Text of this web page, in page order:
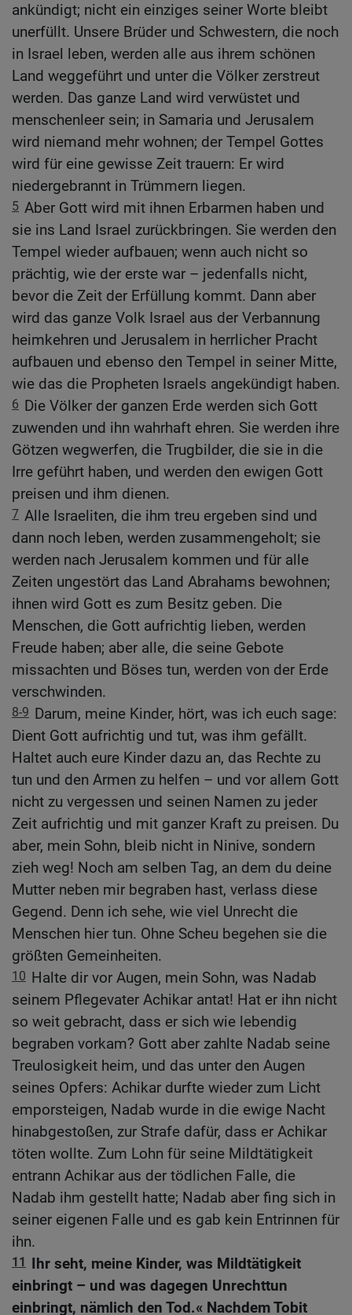
ankündigt; nicht ein einziges seiner Worte bleibt
unerfüllt. Unsere Brüder und Schwestern, die noch
in Israel leben, werden alle aus ihrem schönen
Land weggeführt und unter die Völker zerstreut
werden. Das ganze Land wird verwüstet und
menschenleer sein; in Samaria und Jerusalem
wird niemand mehr wohnen; der Tempel Gottes
wird für eine gewisse Zeit trauern: Er wird
niedergebrannt in Trümmern liegen.
5 Aber Gott wird mit ihnen Erbarmen haben und
sie ins Land Israel zurückbringen. Sie werden den
Tempel wieder aufbauen; wenn auch nicht so
prächtig, wie der erste war – jedenfalls nicht,
bevor die Zeit der Erfüllung kommt. Dann aber
wird das ganze Volk Israel aus der Verbannung
heimkehren und Jerusalem in herrlicher Pracht
aufbauen und ebenso den Tempel in seiner Mitte,
wie das die Propheten Israels angekündigt haben.
6 Die Völker der ganzen Erde werden sich Gott
zuwenden und ihn wahrhaft ehren. Sie werden ihre
Götzen wegwerfen, die Trugbilder, die sie in die
Irre geführt haben, und werden den ewigen Gott
preisen und ihm dienen.
7 Alle Israeliten, die ihm treu ergeben sind und
dann noch leben, werden zusammengeholt; sie
werden nach Jerusalem kommen und für alle
Zeiten ungestört das Land Abrahams bewohnen;
ihnen wird Gott es zum Besitz geben. Die
Menschen, die Gott aufrichtig lieben, werden
Freude haben; aber alle, die seine Gebote
missachten und Böses tun, werden von der Erde
verschwinden.
8-9 Darum, meine Kinder, hört, was ich euch sage:
Dient Gott aufrichtig und tut, was ihm gefällt.
Haltet auch eure Kinder dazu an, das Rechte zu
tun und den Armen zu helfen – und vor allem Gott
nicht zu vergessen und seinen Namen zu jeder
Zeit aufrichtig und mit ganzer Kraft zu preisen. Du
aber, mein Sohn, bleib nicht in Ninive, sondern
zieh weg! Noch am selben Tag, an dem du deine
Mutter neben mir begraben hast, verlass diese
Gegend. Denn ich sehe, wie viel Unrecht die
Menschen hier tun. Ohne Scheu begehen sie die
größten Gemeinheiten.
10 Halte dir vor Augen, mein Sohn, was Nadab
seinem Pflegevater Achikar antat! Hat er ihn nicht
so weit gebracht, dass er sich wie lebendig
begraben vorkam? Gott aber zahlte Nadab seine
Treulosigkeit heim, und das unter den Augen
seines Opfers: Achikar durfte wieder zum Licht
emporsteigen, Nadab wurde in die ewige Nacht
hinabgestoßen, zur Strafe dafür, dass er Achikar
töten wollte. Zum Lohn für seine Mildtätigkeit
entrann Achikar aus der tödlichen Falle, die
Nadab ihm gestellt hatte; Nadab aber fing sich in
seiner eigenen Falle und es gab kein Entrinnen für
ihn.
11
Ihr seht, meine Kinder, was Mildtätigkeit
einbringt – und was dagegen Unrechttun
einbringt, nämlich den Tod.« Nachdem Tobit